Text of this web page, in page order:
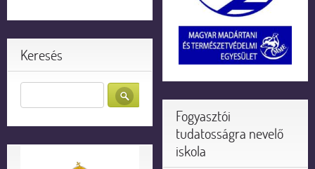
Keresés
Fogyasztói
tudatosságra nevelő
iskola